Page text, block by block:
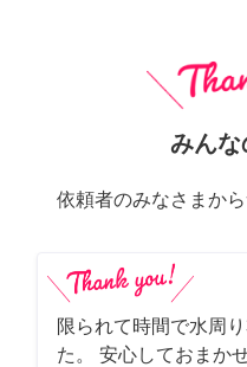
みん
依頼者のみなさまか
限られて時間で水周
た。 安心しておまか